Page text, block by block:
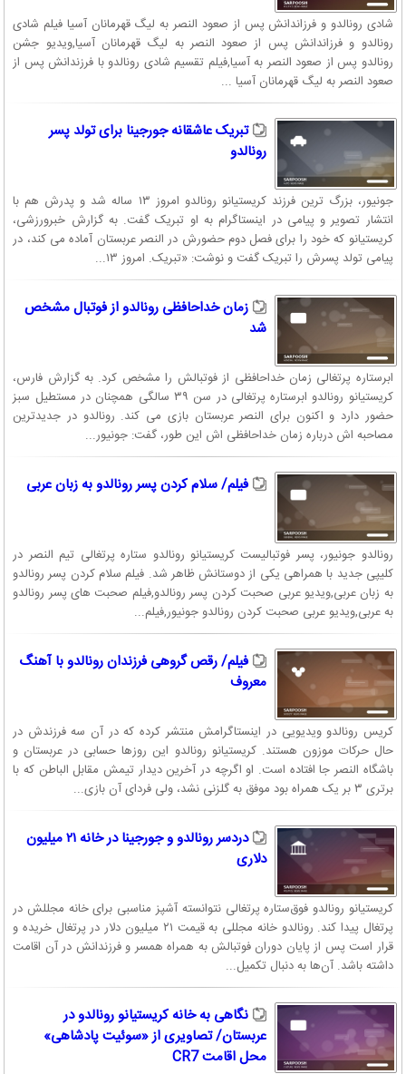
شادی رونالدو و فرزاندانش پس از صعود النصر به لیگ قهرمانان آسیا فیلم شادی
رونالدو و فرزاندانش پس از صعود النصر به لیگ قهرمانان آسیا,ویدیو جشن
رونالدو پس از صعود النصر به آسیا,فیلم تقسیم شادی رونالدو با فرزندانش پس از
صعود النصر به لیگ قهرمانان آسیا ...
تبریک عاشقانه جورجینا برای تولد پسر
رونالدو
جونیور، بزرگ ترین فرزند کریستیانو رونالدو امروز ۱۳ ساله شد و پدرش هم با
انتشار تصویر و پیامی در اینستاگرام به او تبریک گفت. به گزارش خبرورزشی،
کریستیانو که خود را برای فصل دوم حضورش در النصر عربستان آماده می کند، در
پیامی تولد پسرش را تبریک گفت و نوشت: «تبریک. امروز ۱۳...
زمان خداحافظی رونالدو از فوتبال مشخص
شد
ابرستاره پرتغالی زمان خداحافظی از فوتبالش را مشخص کرد. به گزارش فارس،
کریستیانو رونالدو ابرستاره پرتغالی در سن ۳۹ سالگی همچنان در مستطیل سبز
حضور دارد و اکنون برای النصر عربستان بازی می کند. رونالدو در جدیدترین
مصاحبه اش درباره زمان خداحافظی اش این طور، گفت: جونیور...
فیلم/ سلام کردن پسر رونالدو به زبان عربی
رونالدو جونیور، پسر فوتبالیست کریستیانو رونالدو ستاره پرتغالی تیم النصر در
کلیپی جدید با همراهی یکی از دوستانش ظاهر شد. فیلم سلام کردن پسر رونالدو
به زبان عربی,ویدیو عربی صحبت کردن پسر رونالدو,فیلم صحبت های پسر رونالدو
به عربی,ویدیو عربی صحبت کردن رونالدو جونیور,فیلم...
فیلم/ رقص گروهی فرزندان رونالدو با آهنگ
معروف
کریس رونالدو ویدیویی در اینستاگرامش منتشر کرده که در آن سه فرزندش در
حال حرکات موزون هستند. کریستیانو رونالدو این روز‌ها حسابی در عربستان و
باشگاه النصر جا افتاده است. او اگرچه در آخرین دیدار تیمش مقابل الباطن که با
برتری ۳ بر یک همراه بود موفق به گلزنی نشد، ولی فردای آن بازی...
دردسر رونالدو و جورجینا در خانه ۲۱ میلیون
دلاری
کریستیانو رونالدو فوق‌ستاره پرتغالی نتوانسته آشپز مناسبی برای خانه مجللش در
پرتغال پیدا کند. رونالدو خانه مجللی به قیمت ۲۱ میلیون دلار در پرتغال خریده و
قرار است پس از پایان دوران فوتبالش به همراه همسر و فرزندانش در آن اقامت
داشته باشد. آن‌ها به دنبال تکمیل...
نگاهی به خانه کریستیانو رونالدو در
عربستان/ تصاویری از «سوئیت پادشاهی»
محل اقامت CR7